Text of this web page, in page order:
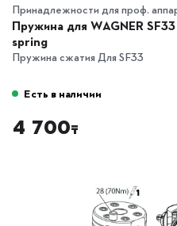
Принадлежности для проф.
Пружина для WAGNER
spring
Пружина сжатия Для SF33
Есть в наличии
4 700₸